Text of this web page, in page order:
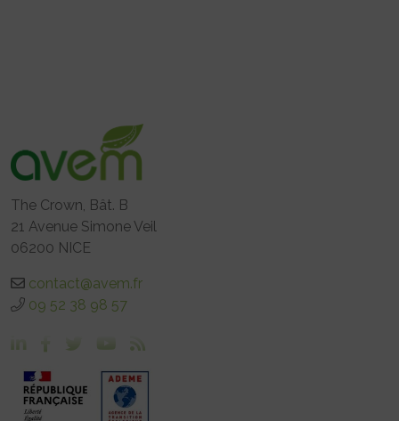
The Crown, Bât. B
21 Avenue Simone Veil
06200 NICE
contact@avem.fr
09 52 38 98 57